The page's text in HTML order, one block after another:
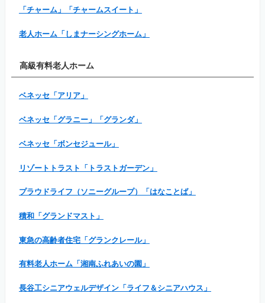
「チャーム」「チャームスイート」
老人ホーム「しまナーシングホーム」
高級有料老人ホーム
ベネッセ「アリア」
ベネッセ「グラニー」「グランダ」
ベネッセ「ボンセジュール」
リゾートトラスト「トラストガーデン」
プラウドライフ（ソニーグループ）「はなことば」
積和「グランドマスト」
東急の高齢者住宅「グランクレール」
有料老人ホーム「湘南ふれあいの園」
長谷工シニアウェルデザイン「ライフ＆シニアハウス」